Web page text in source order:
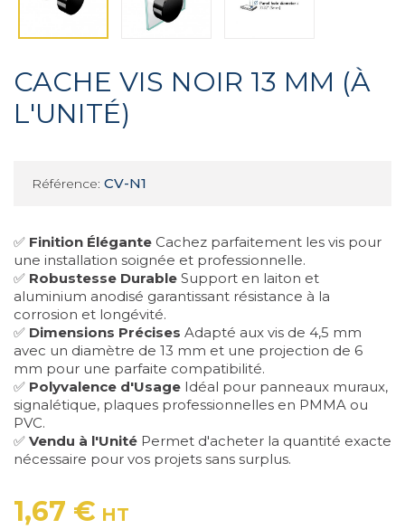
CACHE VIS NOIR 13 MM (À
L'UNITÉ)
Référence: CV-N1
✅ Finition Élégante Cachez parfaitement les vis pour
une installation soignée et professionnelle.
✅ Robustesse Durable Support en laiton et
aluminium anodisé garantissant résistance à la
corrosion et longévité.
✅ Dimensions Précises Adapté aux vis de 4,5 mm
avec un diamètre de 13 mm et une projection de 6
mm pour une parfaite compatibilité.
✅ Polyvalence d'Usage Idéal pour panneaux muraux,
signalétique, plaques professionnelles en PMMA ou
PVC.
✅ Vendu à l'Unité Permet d'acheter la quantité exacte
nécessaire pour vos projets sans surplus.
1,67 € HT